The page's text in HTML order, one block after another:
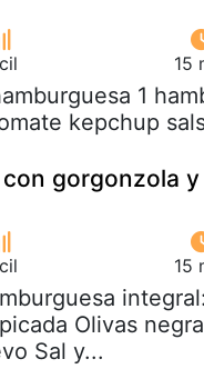
15
1
kepchup
gorgonzola y
15
Olivas
Sal y...